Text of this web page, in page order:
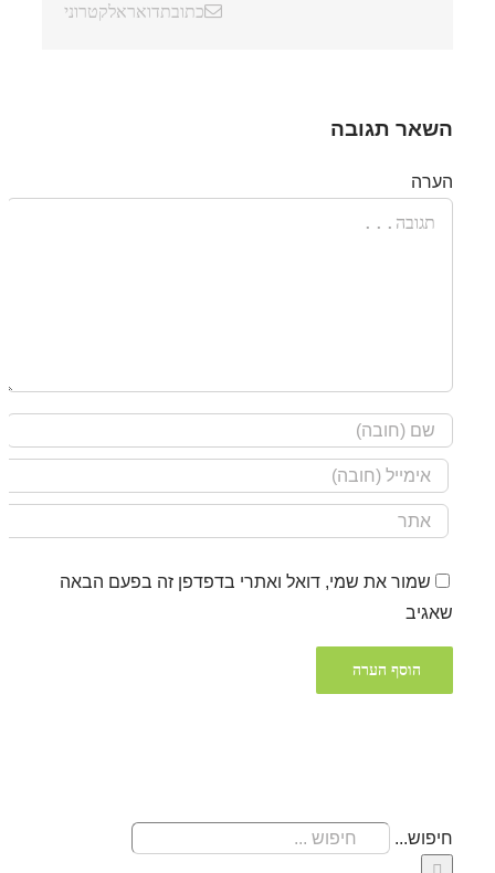
כתובת דואר אלקטרוני
השאר תגובה
הערה
שמור את שמי, דואל ואתרי בדפדפן זה בפעם הבאה
שאגיב
חיפוש...